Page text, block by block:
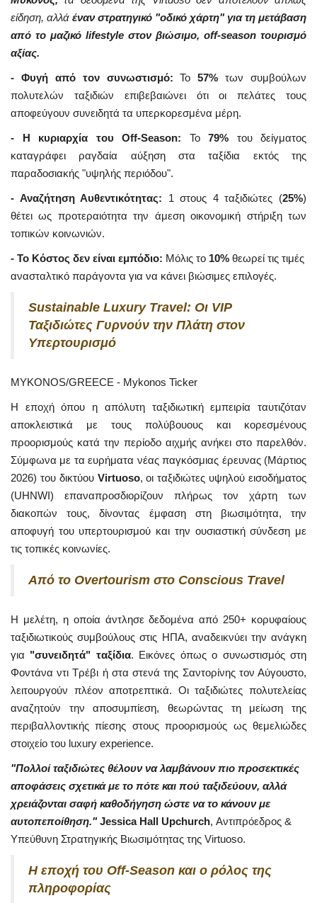
είδηση, αλλά έναν στρατηγικό "οδικό χάρτη" για τη μετάβαση
από το μαζικό lifestyle στον βιώσιμο, off-season τουρισμό
αξίας.
- Φυγή από τον συνωστισμό: Το57% των συμβούλων
πολυτελών ταξιδιών επιβεβαιώνει ότι οι πελάτες τους
αποφεύγουν συνειδητά τα υπερκορεσμένα μέρη.
- Η κυριαρχία του Off-Season: Το 79% του δείγματος
καταγράφει ραγδαία αύξηση στα ταξίδια εκτός της
παραδοσιακής "υψηλής περιόδου".
- Αναζήτηση Αυθεντικότητας: 1 στους 4 ταξιδιώτες (25%)
θέτει ως προτεραιότητα την άμεση οικονομική στήριξη των
τοπικών κοινωνιών.
- Το Κόστος δεν είναι εμπόδιο: Μόλις το 10% θεωρεί τις τιμές
ανασταλτικό παράγοντα για να κάνει βιώσιμες επιλογές.
Sustainable Luxury Travel: Οι VIP
Ταξιδιώτες Γυρνούν την Πλάτη στον
Υπερτουρισμό
MYKONOS/GREECE - Mykonos Ticker
Η εποχή όπου η απόλυτη ταξιδιωτική εμπειρία ταυτιζόταν
αποκλειστικά με τους πολύβουους και κορεσμένους
προορισμούς κατά την περίοδο αιχμής ανήκει στο παρελθόν.
Σύμφωνα με τα ευρήματα νέας παγκόσμιας έρευνας (Μάρτιος
2026) του δικτύου Virtuoso, οι ταξιδιώτες υψηλού εισοδήματος
(UHNWI) επαναπροσδιορίζουν πλήρως τον χάρτη των
διακοπών τους, δίνοντας έμφαση στη βιωσιμότητα, την
αποφυγή του υπερτουρισμού και την ουσιαστική σύνδεση με
τις τοπικές κοινωνίες.
Από το Overtourism στο Conscious Travel
Η μελέτη, η οποία άντλησε δεδομένα από 250+ κορυφαίους
ταξιδιωτικούς συμβούλους στις ΗΠΑ, αναδεικνύει την ανάγκη
για "συνειδητά" ταξίδια. Εικόνες όπως ο συνωστισμός στη
Φοντάνα ντι Τρέβι ή στα στενά της Σαντορίνης τον Αύγουστο,
λειτουργούν πλέον αποτρεπτικά. Οι ταξιδιώτες πολυτελείας
αναζητούν την αποσυμπίεση, θεωρώντας τη μείωση της
περιβαλλοντικής πίεσης στους προορισμούς ως θεμελιώδες
στοιχείο του luxury experience.
"Πολλοί ταξιδιώτες θέλουν να λαμβάνουν πιο προσεκτικές
αποφάσεις σχετικά με το πότε και πού ταξιδεύουν, αλλά
χρειάζονται σαφή καθοδήγηση ώστε να το κάνουν με
αυτοπεποίθηση." Jessica Hall Upchurch, Αντιπρόεδρος &
Υπεύθυνη Στρατηγικής Βιωσιμότητας της Virtuoso.
Η εποχή του Off-Season και ο ρόλος της
πληροφορίας